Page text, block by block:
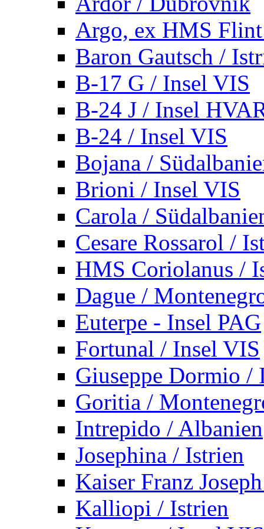
Argo, ex HMS
Baron Gautsch /
B-17 G / Insel VIS
B-24 J / Insel
B-24 / Insel VIS
Bojana /
Brioni / Insel VIS
Carola /
Cesare Rossarol /
HMS Coriolanus /
Dague /
Euterpe - Insel PAG
Fortunal / Insel VIS
Giuseppe Dormio /
Goritia /
Intrepido / Albanien
Josephina / Istrien
Kaiser Franz
Kalliopi / Istrien